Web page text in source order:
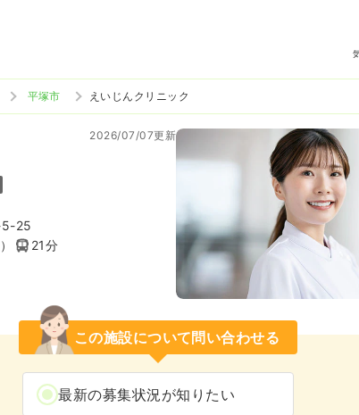
平塚市 えいじんクリニック
2026/07/07更新
5-25
21分
この施設について問い合わせる
最新の募集状況が知りたい